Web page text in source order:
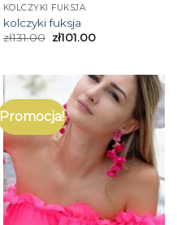
KOLCZYKI FUKSJA
kolczyki fuksja
zł131.00 zł101.00
Promocja!